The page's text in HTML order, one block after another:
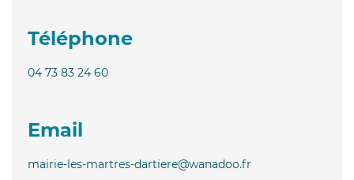
Téléphone
04 73 83 24 60
Email
mairie-les-martres-dartiere@wanadoo.fr